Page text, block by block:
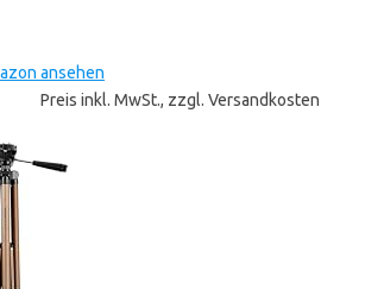
ansehen
Preis inkl. MwSt., zzgl. Versandkosten